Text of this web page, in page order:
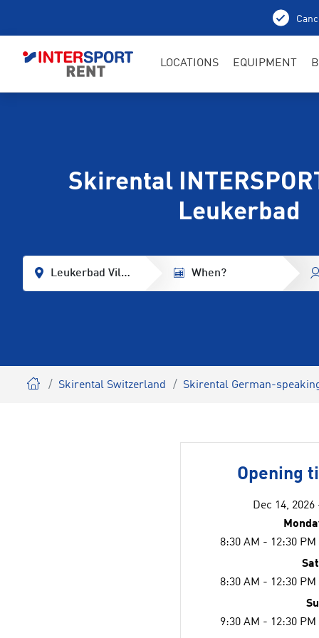
LOCATIONS EQUIPMENT
Skirental
Leukerbad
Leukerbad Village Center When?
Skirental Switzerland Skirental German-
Opening
Dec 14,
8:30 AM - 12:30
8:30 AM - 12:30
9:30 AM - 12:30